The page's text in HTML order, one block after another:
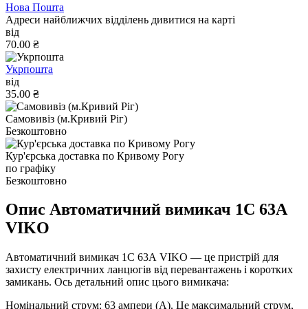
Нова Пошта
Адреси найближчих відділень дивитися на карті
від
70.00 ₴
Укрпошта
від
35.00 ₴
Самовивіз (м.Кривий Ріг)
Безкоштовно
Кур'єрська доставка по Кривому Рогу
по графіку
Безкоштовно
Опис Автоматичний вимикач 1C 63А
VIKO
Автоматичний вимикач 1C 63А VIKO — це пристрій для
захисту електричних ланцюгів від перевантажень і коротких
замикань. Ось детальний опис цього вимикача:
Номінальний струм: 63 ампери (А). Це максимальний струм,